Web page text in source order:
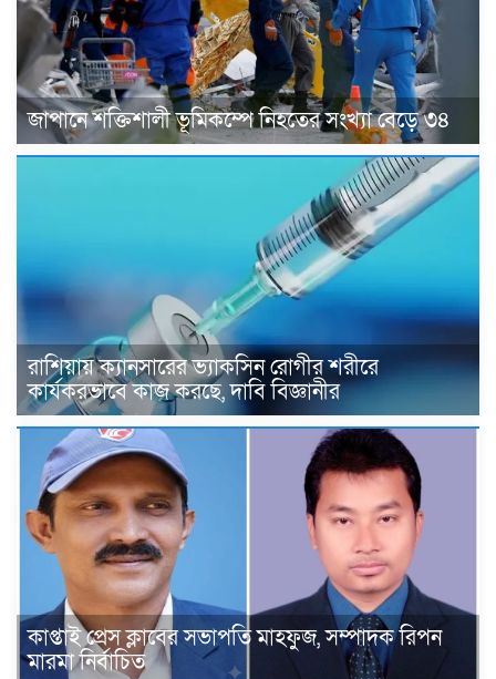
জাপানে শক্তিশালী ভূমিকম্পে নিহতের সংখ্যা বেড়ে ৩৪
রাশিয়ায় ক্যানসারের ভ্যাকসিন রোগীর শরীরে
কার্যকরভাবে কাজ করছে, দাবি বিজ্ঞানীর
কাপ্তাই প্রেস ক্লাবের সভাপতি মাহফুজ, সম্পাদক রিপন
মারমা নির্বাচিত